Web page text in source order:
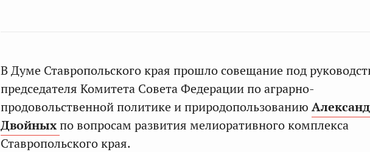
В Думе Ставропольского края прошло совещание под
председателя Комитета Совета Федерации по аграрно-
продовольственной политике и природопользованию
Двойныхпо вопросам развития мелиоративного комплекса
Ставропольского края.